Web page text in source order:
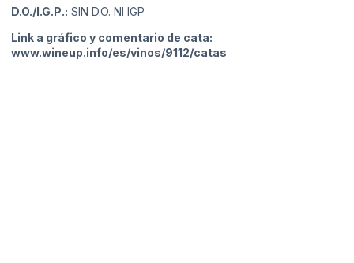
D.O./I.G.P.: SIN D.O. NI IGP
Link a gráfico y comentario de cata:
www.wineup.info/es/vinos/9112/catas